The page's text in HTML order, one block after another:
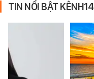
TIN NỔI BẬT KÊNH14